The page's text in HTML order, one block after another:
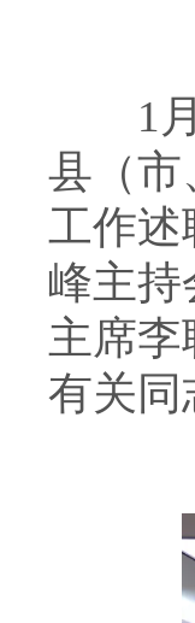
1月
县（市
工作述
峰主持
主席
有关同